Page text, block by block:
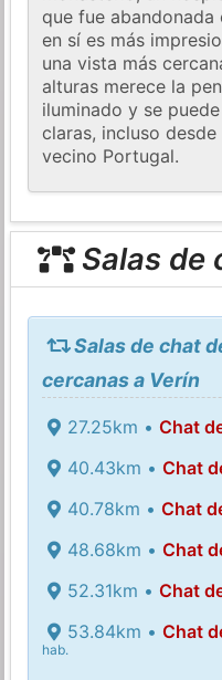
que fue abandonada
en sí es más
una vista más
alturas merece la
iluminado y se
claras, incluso
vecino Portugal.
Salas de
Salas de chat
cercanas a Verín
27.25km • Chat
40.43km • Chat
40.78km • Chat
48.68km • Chat
52.31km • Chat
53.84km • Chat
hab.